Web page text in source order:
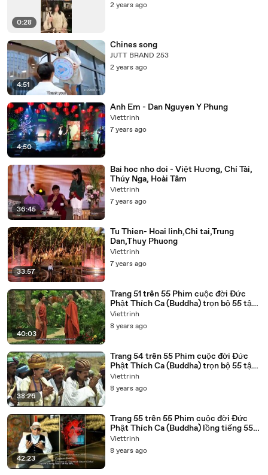
0:28
2 years ago
4:51
Chines song
JUTT BRAND 253
2 years ago
4:50
Anh Em - Dan Nguyen Y Phung
Viettrinh
7 years ago
36:45
Bai hoc nho doi - Việt Hương, Chí Tài,
Thúy Nga, Hoài Tâm
Viettrinh
7 years ago
33:57
Tu Thien- Hoai linh,Chi tai,Trung
Dan,Thuy Phuong
Viettrinh
7 years ago
40:03
Trang 51 trên 55 Phim cuộc đời Đức
Phật Thích Ca (Buddha) trọn bộ 55 tập
lồng tiếng
Viettrinh
8 years ago
38:26
Trang 54 trên 55 Phim cuộc đời Đức
Phật Thích Ca (Buddha) trọn bộ 55 tập
lồng tiếng
Viettrinh
8 years ago
42:23
Trang 55 trên 55 Phim cuộc đời Đức
Phật Thích Ca (Buddha) lồng tiếng 55
tập trọn bộ
Viettrinh
8 years ago